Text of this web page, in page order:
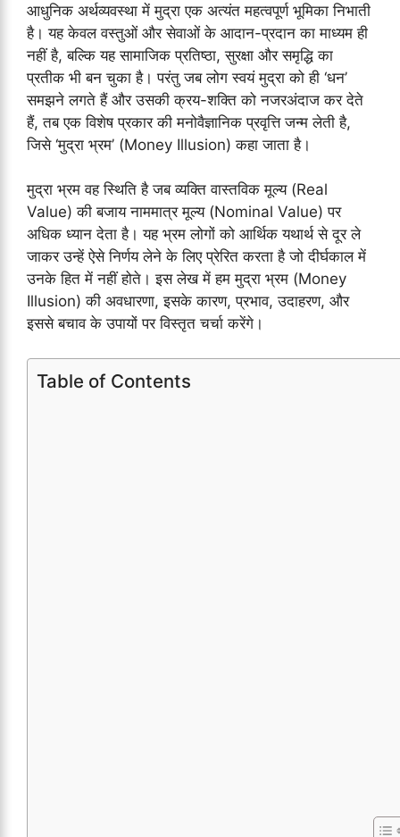
आधुनिक अर्थव्यवस्था में मुद्रा एक अत्यंत महत्वपूर्ण भूमिका निभाती
है। यह केवल वस्तुओं और सेवाओं के आदान-प्रदान का माध्यम ही
नहीं है, बल्कि यह सामाजिक प्रतिष्ठा, सुरक्षा और समृद्धि का
प्रतीक भी बन चुका है। परंतु जब लोग स्वयं मुद्रा को ही ‘धन’
समझने लगते हैं और उसकी क्रय-शक्ति को नजरअंदाज कर देते
हैं, तब एक विशेष प्रकार की मनोवैज्ञानिक प्रवृत्ति जन्म लेती है,
जिसे ‘मुद्रा भ्रम’ (Money Illusion) कहा जाता है।
मुद्रा भ्रम वह स्थिति है जब व्यक्ति वास्तविक मूल्य (Real
Value) की बजाय नाममात्र मूल्य (Nominal Value) पर
अधिक ध्यान देता है। यह भ्रम लोगों को आर्थिक यथार्थ से दूर ले
जाकर उन्हें ऐसे निर्णय लेने के लिए प्रेरित करता है जो दीर्घकाल में
उनके हित में नहीं होते। इस लेख में हम मुद्रा भ्रम (Money
Illusion) की अवधारणा, इसके कारण, प्रभाव, उदाहरण, और
इससे बचाव के उपायों पर विस्तृत चर्चा करेंगे।
Table of Contents